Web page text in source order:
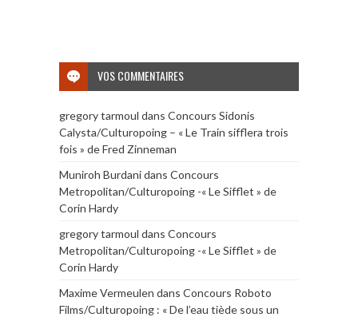
VOS COMMENTAIRES
gregory tarmoul dans Concours Sidonis
Calysta/Culturopoing – « Le Train sifflera trois
fois » de Fred Zinneman
Muniroh Burdanidans Concours
Metropolitan/Culturopoing -« Le Sifflet » de
Corin Hardy
gregory tarmoul dans Concours
Metropolitan/Culturopoing -« Le Sifflet » de
Corin Hardy
Maxime Vermeulen dans Concours Roboto
Films/Culturopoing : « De l’eau tiède sous un